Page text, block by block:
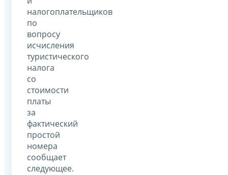
налогоплательщиков
по
вопросу
исчисления
туристического
налога
со
стоимости
платы
за
фактический
простой
номера
сообщает
следующее.